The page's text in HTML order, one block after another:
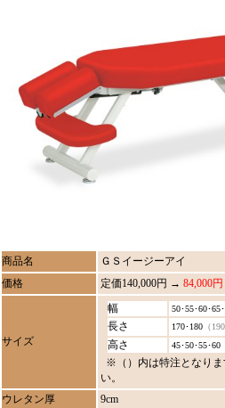
商品名
ＧＳイージーアイ
価格
定価140,000円 → 84,000円
サイズ
幅 50･55･60･65
長さ 170･180 （
高さ 45･50･55･60
※（）内は特注となりま
い。
ウレタン厚
9cm